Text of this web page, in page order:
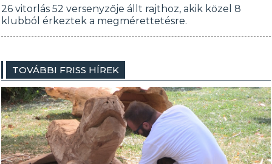
26 vitorlás 52 versenyzője állt rajthoz, akik közel 8
klubból érkeztek a megmérettetésre.
TOVÁBBI FRISS HÍREK